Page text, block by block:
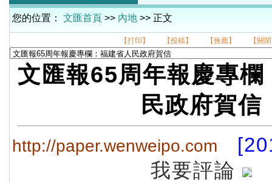
您的位置： 文匯首頁 >> 內地 >> 正文
【打印】 【投稿】 【推薦】 【關
文匯報65周年報慶專欄
民政府賀信
http://paper.wenweipo.com
我要評論